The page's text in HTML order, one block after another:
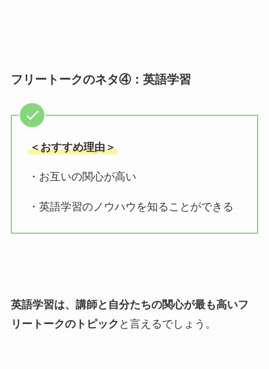
フリートークのネタ④：英語学習
＜おすすめ理由＞
・お互いの関心が高い
・英語学習のノウハウを知ることができる
英語学習は、講師と自分たちの関心が最も高いフ
リートークのトピック と言えるでしょう。